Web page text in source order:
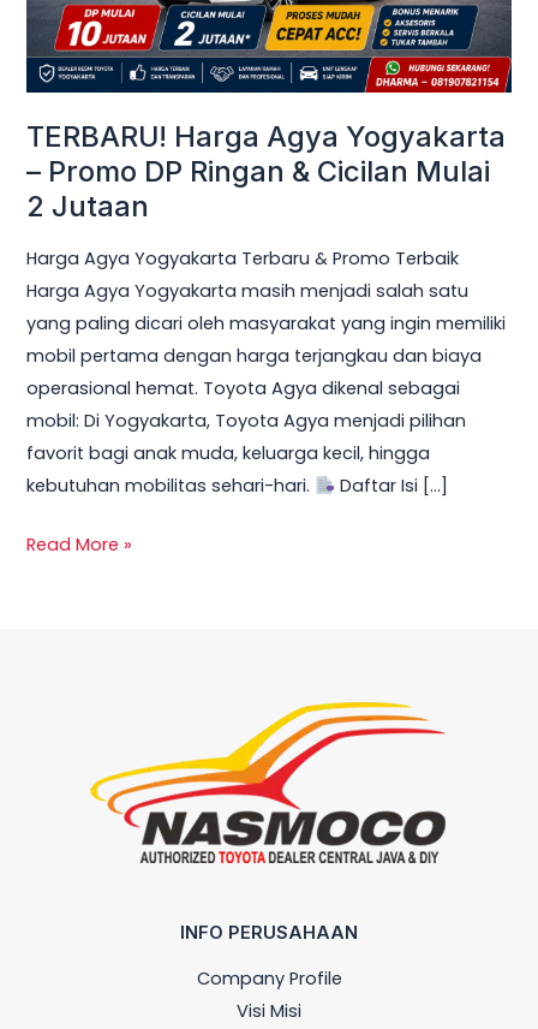
TERBARU! Harga Agya Yogyakarta
– Promo DP Ringan & Cicilan Mulai
2 Jutaan
Harga Agya Yogyakarta Terbaru & Promo Terbaik
Harga Agya Yogyakarta masih menjadi salah satu
yang paling dicari oleh masyarakat yang ingin memiliki
mobil pertama dengan harga terjangkau dan biaya
operasional hemat. Toyota Agya dikenal sebagai
mobil: Di Yogyakarta, Toyota Agya menjadi pilihan
favorit bagi anak muda, keluarga kecil, hingga
kebutuhan mobilitas sehari-hari.
Daftar Isi […]
Ringan
Cicilan
2
Jutaan
Read More »
INFO PERUSAHAAN
Company Profile
Visi Misi